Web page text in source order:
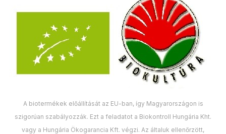
A biotermékek előállítását az EU-ban, így Magyarországon is
szigorúan szabályozzák. Ezt a feladatot a Biokontroll Hungária Kht.
vagy a Hungária Ökogarancia Kft. végzi. Az általuk ellenőrzött,